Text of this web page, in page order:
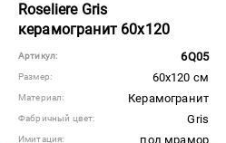
Roseliere Gris
керамогранит 60x120
Артикул: 6Q05
Размер: 60x120 см
Материал: Керамогранит
Фабричный цвет: Gris
Имитация:
под мрамор